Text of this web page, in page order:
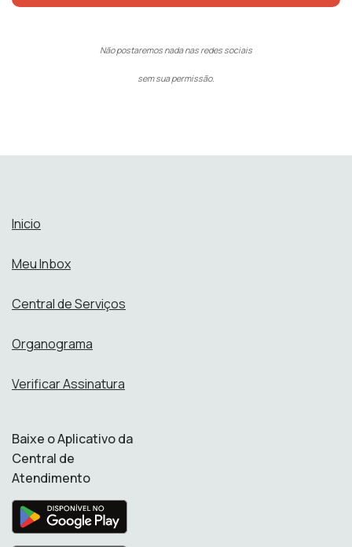
Não postaremos nada nas redes sociais
sem sua permissão.
Inicio
Meu Inbox
Central de Serviços
Organograma
Verificar Assinatura
Baixe o Aplicativo da
Central de
Atendimento